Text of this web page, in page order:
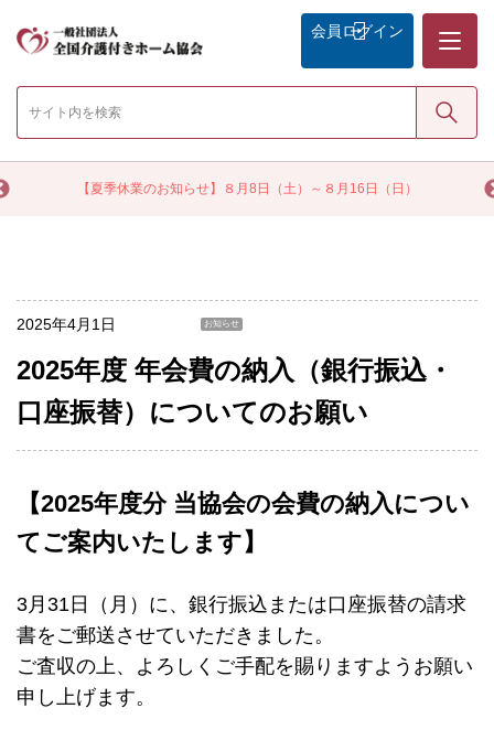
【夏季休業のお知らせ】８月8日（土）～８月16日（日）
会員 ログイン
検索
2025年4月1日 お知らせ
2025年度 年会費の納入（銀行振込・
口座振替）についてのお願い
【2025年度分 当協会の会費の納入につい
てご案内いたします】
3月31日（月）に、銀行振込または口座振替の請求
書をご郵送させていただきました。
ご査収の上、よろしくご手配を賜りますようお願い
申し上げます。